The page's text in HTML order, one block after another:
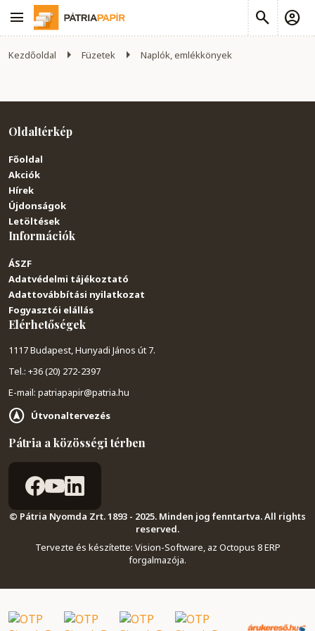
Kezdőoldal Füzetek Naplók, emlékkönyek
Oldaltérkép
Főoldal
Akciók
Hírek
Újdonságok
Letöltések
Információk
ÁSZF
Adatvédelmi tájékoztató
Adattovábbítási nyilatkozat
Fogyasztói elállás
Elérhetőségek
1117 Budapest, Hunyadi János út 7.
Tel.: +36 (20) 272-2397
E-mail: patriapapir@patria.hu
Útvonaltervezés
Pátria a közösségi térben
© Pátria Nyomda Zrt. 1893 - 2025. Minden jog fenntartva. All rights
reserved.
Tervezte és készítette: Vision-Software, az Octopus 8 ERP
forgalmazója.